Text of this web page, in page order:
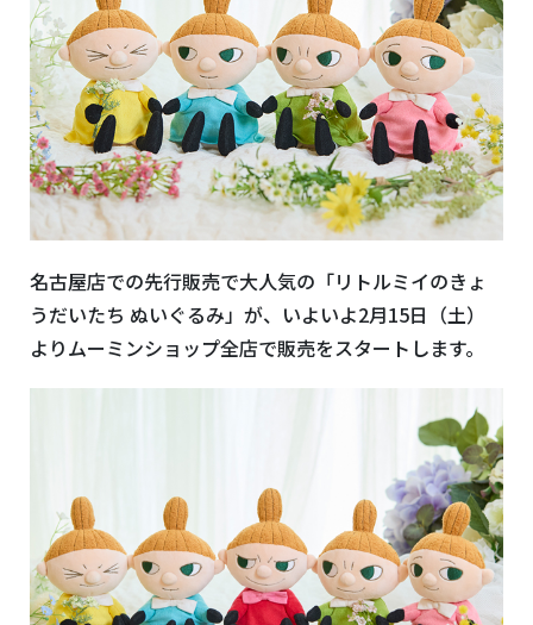
名古屋店での先行販売で大人気の「リトルミイのきょ
うだいたち ぬいぐるみ」が、いよいよ2月15日（土）
よりムーミンショップ全店で販売をスタートします。